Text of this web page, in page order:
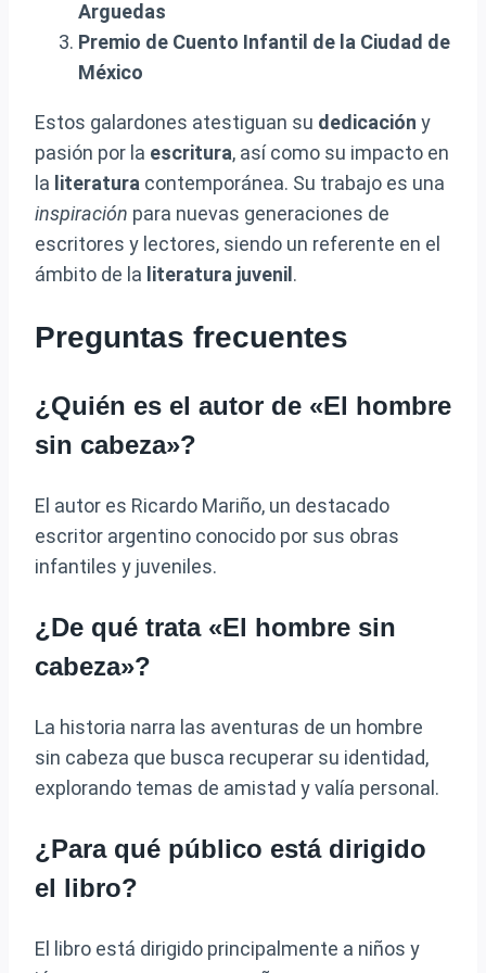
Arguedas
Premio de Cuento Infantil de la Ciudad de
México
Estos galardones atestiguan su dedicación y
pasión por la escritura, así como su impacto en
la literatura contemporánea. Su trabajo es una
inspiración para nuevas generaciones de
escritores y lectores, siendo un referente en el
ámbito de la literatura juvenil .
Preguntas frecuentes
¿Quién es el autor de «El hombre
sin cabeza»?
El autor es Ricardo Mariño, un destacado
escritor argentino conocido por sus obras
infantiles y juveniles.
¿De qué trata «El hombre sin
cabeza»?
La historia narra las aventuras de un hombre
sin cabeza que busca recuperar su identidad,
explorando temas de amistad y valía personal.
¿Para qué público está dirigido
el libro?
El libro está dirigido principalmente a niños y